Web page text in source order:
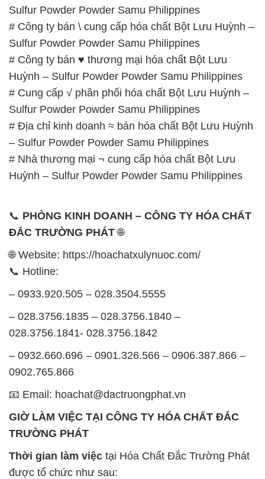
Sulfur Powder Powder Samu Philippines
# Công ty bán \ cung cấp hóa chất Bột Lưu Huỳnh –
Sulfur Powder Powder Samu Philippines
# Công ty bán ♥ thương mại hóa chất Bột Lưu
Huỳnh – Sulfur Powder Powder Samu Philippines
# Cung cấp √ phân phối hóa chất Bột Lưu Huỳnh –
Sulfur Powder Powder Samu Philippines
# Địa chỉ kinh doanh ≈ bán hóa chất Bột Lưu Huỳnh
– Sulfur Powder Powder Samu Philippines
# Nhà thương mại ¬ cung cấp hóa chất Bột Lưu
Huỳnh – Sulfur Powder Powder Samu Philippines
📞 PHÒNG KINH DOANH – CÔNG TY HÓA CHẤT
ĐẮC TRƯỜNG PHÁT🌐
🌐 Website: https://hoachatxulynuoc.com/
📞 Hotline:
– 0933.920.505 – 028.3504.5555
– 028.3756.1835 – 028.3756.1840 –
028.3756.1841- 028.3756.1842
– 0932.660.696 – 0901.326.566 – 0906.387.866 –
0902.765.866
📧 Email: hoachat@dactruongphat.vn
GIỜ LÀM VIỆC TẠI CÔNG TY HÓA CHẤT ĐẮC
TRƯỜNG PHÁT
Thời gian làm việc tại Hóa Chất Đắc Trường Phát
được tổ chức như sau: